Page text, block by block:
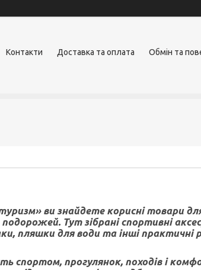
Контакти Доставка та оплата Обмін та
ви знайдете корисні товари
Тут зібрані спортивні
пляшки для води та інші практичні
спортом, прогулянок, походів і